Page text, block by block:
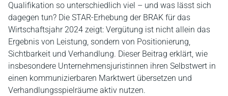
Qualifikation so unterschiedlich viel – und was lässt sich
dagegen tun? Die STAR-Erhebung der BRAK für das
Wirtschaftsjahr 2024 zeigt: Vergütung ist nicht allein das
Ergebnis von Leistung, sondern von Positionierung,
Sichtbarkeit und Verhandlung. Dieser Beitrag erklärt, wie
insbesondere Unternehmensjuristinnen ihren Selbstwert in
einen kommunizierbaren Marktwert übersetzen und
Verhandlungsspielräume aktiv nutzen.